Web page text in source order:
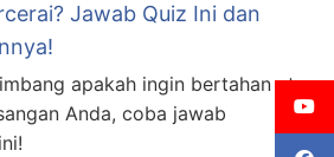
Jawab Quiz Ini dan
apakah ingin bertahan atau
Anda, coba jawab